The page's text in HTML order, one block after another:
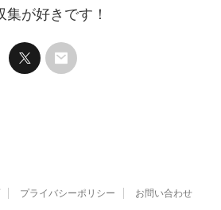
集が好きです！
プライバシーポリシー お問い合わせ